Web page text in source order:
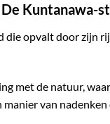
De Kuntanawa-
opvalt door zijn
met de natuur,
van